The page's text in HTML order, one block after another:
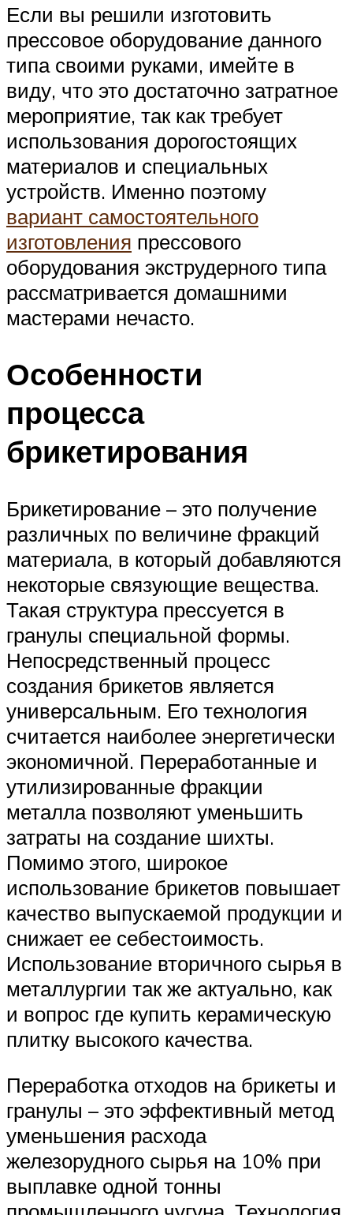
Если вы решили изготовить
прессовое оборудование данного
типа своими руками, имейте в
виду, что это достаточно затратное
мероприятие, так как требует
использования дорогостоящих
материалов и специальных
устройств. Именно поэтому
вариант самостоятельного
изготовления прессового
оборудования экструдерного типа
рассматривается домашними
мастерами нечасто.
Особенности
процесса
брикетирования
Брикетирование – это получение
различных по величине фракций
материала, в который добавляются
некоторые связующие вещества.
Такая структура прессуется в
гранулы специальной формы.
Непосредственный процесс
создания брикетов является
универсальным. Его технология
считается наиболее энергетически
экономичной. Переработанные и
утилизированные фракции
металла позволяют уменьшить
затраты на создание шихты.
Помимо этого, широкое
использование брикетов повышает
качество выпускаемой продукции и
снижает ее себестоимость.
Использование вторичного сырья в
металлургии так же актуально, как
и вопрос где купить керамическую
плитку высокого качества.
Переработка отходов на брикеты и
гранулы – это эффективный метод
уменьшения расхода
железорудного сырья на 10% при
выплавке одной тонны